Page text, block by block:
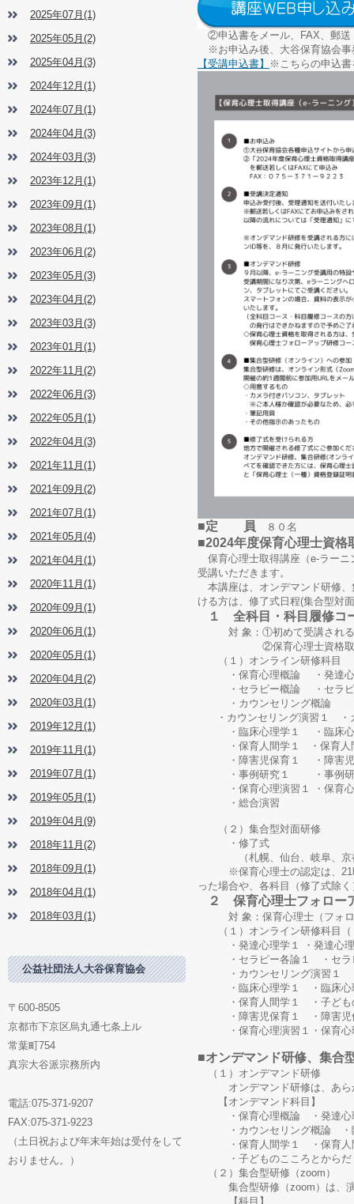
②申込書をメール、FAX、郵送
※お申込み後、大谷保育協会事
【受講申込書】
※こちらの申込書
■定 員 ８０名
■2024年度保育心理士資格
保育心理士取得講座（e-ラーニ
受講いただきます。
本講座は、オンデマンド研修、
ける方は、修了式日程(集合型対
１ 全科目・科目履修コ
対 象：①初めて受講され
②保育心理士資格取得
（１）オンライン研修科目
・保育心理概論 ・発達心
・セラピー概論 ・セラピ
・カウンセリング概論
・カウンセリング演習１ ・
・臨床心理学１ ・臨床
・保育人間学１ ・保育人
・障害児保育１ ・障害
・事例研究１ ・事例研究
・保育心理演習１ ・保育心
・総合演習
（２）集合型対面研修
・修了式
（札幌、仙台、岐阜、京都
※保育心理士の認定は、21時
った場合や、各科目（修了式除
２ 保育心理士フォロー
対 象：保育心理士（フォロ
（１）オンライン研修科目
・発達心理学１ ・発達心理
・セラピー各論１ ・セラ
・カウンセリング演習１ ・
・臨床心理学１ ・臨床
・保育人間学１ ・子どもの
・障害児保育１ ・障害
・保育心理演習１・保育
■オンデマンド研修、集合
（１）オンデマンド研修
オンデマンド研修は、あらか
【オンデマンド科目】
・保育心理概論 ・発達心
・カウンセリング概論 ・
・保育人間学１ ・保育人
・子どものこころとからだ
（２）集合型研修（zoom）
集合型研修（zoom）は、演習
【科目】
2025年07月(1)
2025年05月(2)
2025年04月(3)
2024年12月(1)
2024年07月(1)
2024年04月(3)
2024年03月(3)
2023年12月(1)
2023年09月(1)
2023年08月(1)
2023年06月(2)
2023年05月(3)
2023年04月(2)
2023年03月(3)
2023年01月(1)
2022年11月(2)
2022年06月(3)
2022年05月(1)
2022年04月(3)
2021年11月(1)
2021年09月(2)
2021年07月(1)
2021年05月(4)
2021年04月(1)
2020年11月(1)
2020年09月(1)
2020年06月(1)
2020年05月(1)
2020年04月(2)
2020年03月(1)
2019年12月(1)
2019年11月(1)
2019年07月(1)
2019年05月(1)
2019年04月(9)
2018年11月(2)
2018年09月(1)
2018年04月(1)
2018年03月(1)
公益社団法人大谷保育協会
〒600-8505
京都市下京区烏丸通七条上ル
常葉町754
真宗大谷派宗務所内
電話:075-371-9207
FAX:075-371-9223
（土日祝および年末年始は受付をして
おりません。）